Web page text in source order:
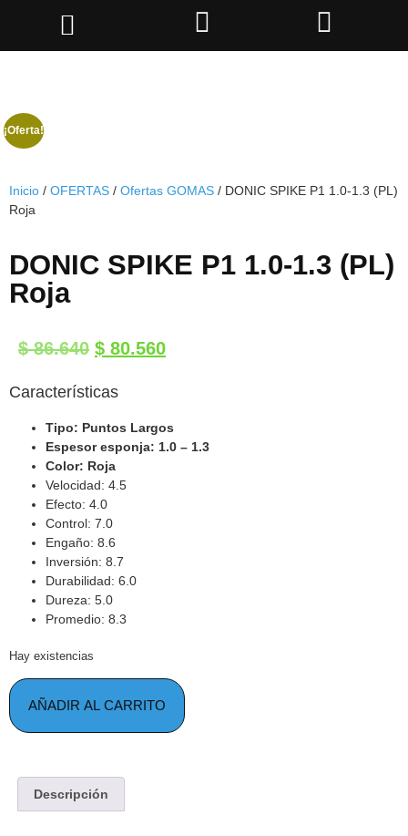
¡Oferta!
Inicio / OFERTAS / Ofertas GOMAS / DONIC SPIKE P1 1.0-1.3 (PL)
Roja
DONIC SPIKE P1 1.0-1.3 (PL)
Roja
$86.640 $ 80.560
Características
Tipo: Puntos Largos
Espesor esponja: 1.0 – 1.3
Color: Roja
Velocidad: 4.5
Efecto: 4.0
Control: 7.0
Engaño: 8.6
Inversión: 8.7
Durabilidad: 6.0
Dureza: 5.0
Promedio: 8.3
Hay existencias
AÑADIR AL CARRITO
Descripción